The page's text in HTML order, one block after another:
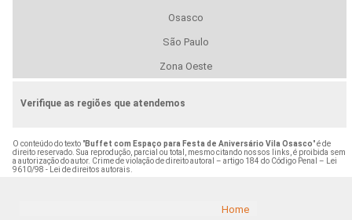
Osasco
São Paulo
Zona Oeste
Verifique as regiões que atendemos
O conteúdo do texto "Buffet com Espaço para Festa de Aniversário Vila Osasco" é de
direito reservado. Sua reprodução, parcial ou total, mesmo citando nossos links, é proibida sem
a autorização do autor. Crime de violação de direito autoral – artigo 184 do Código Penal –
Lei
9610/98 - Lei de direitos autorais
Home